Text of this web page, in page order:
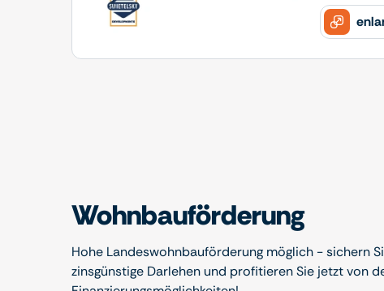
Wohnbauförderung
Hohe Landeswohnbauförderung möglich - sichern
zinsgünstige Darlehen und profitieren Sie jetzt von